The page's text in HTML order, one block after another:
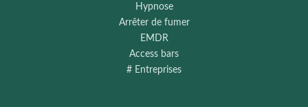
Hypnose
Arrêter de fumer
EMDR
Access bars
# Entreprises